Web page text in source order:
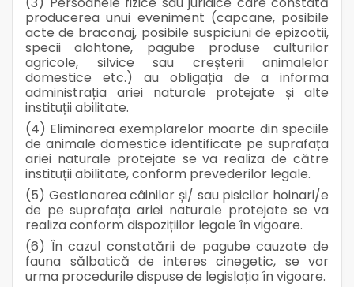
producerea unui eveniment (capcane, posibile
acte de braconaj, posibile suspiciuni de epizootii,
specii alohtone, pagube produse culturilor
agricole, silvice sau creșterii animalelor
domestice etc.) au obligația de a informa
administrația ariei naturale protejate și alte
instituții abilitate.
(4) Eliminarea exemplarelor moarte din speciile
de animale domestice identificate pe suprafața
ariei naturale protejate se va realiza de către
instituții abilitate, conform prevederilor legale.
(5) Gestionarea câinilor și/ sau pisicilor hoinari/e
de pe suprafața ariei naturale protejate se va
realiza conform dispozițiilor legale în vigoare.
(6) În cazul constatării de pagube cauzate de
fauna sălbatică de interes cinegetic, se vor
urma procedurile dispuse de legislația în vigoare.